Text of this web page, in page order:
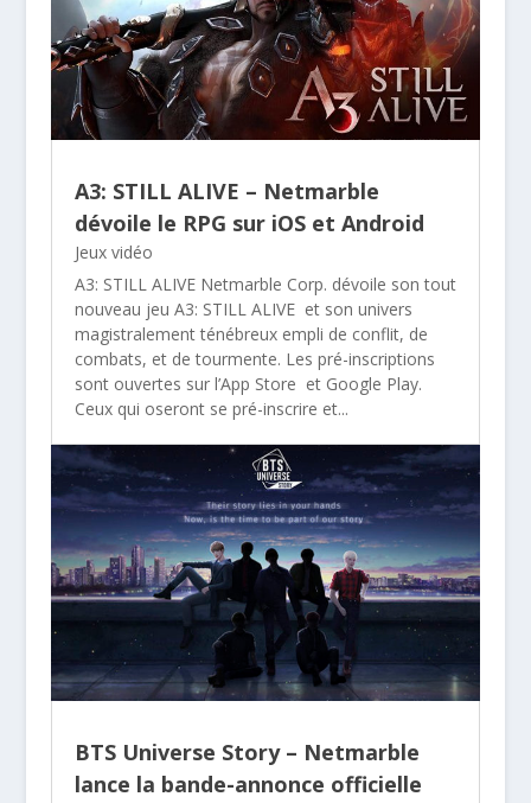
A3: STILL ALIVE – Netmarble
dévoile le RPG sur iOS et Android
Jeux vidéo
A3: STILL ALIVE Netmarble Corp. dévoile son tout
nouveau jeu A3: STILL ALIVE et son univers
magistralement ténébreux empli de conflit, de
combats, et de tourmente. Les pré-inscriptions
sont ouvertes sur l’App Store et Google Play.
Ceux qui oseront se pré-inscrire et...
BTS Universe Story – Netmarble
lance la bande-annonce officielle